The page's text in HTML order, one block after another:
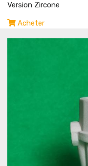
Version Zircone
Acheter